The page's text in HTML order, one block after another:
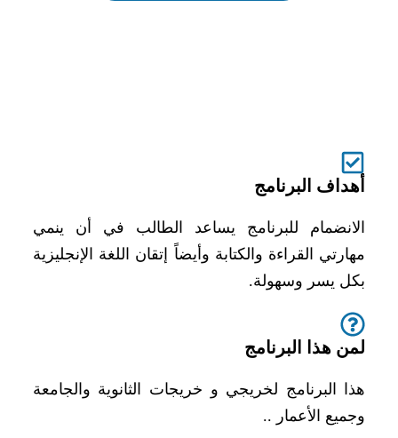
أهداف البرنامج
الانضمام للبرنامج يساعد الطالب في أن ينمي
مهارتي القراءة والكتابة وأيضاً إتقان اللغة الإنجليزية
بكل يسر وسهولة.
لمن هذا البرنامج
هذا البرنامج لخريجي و خريجات الثانوية والجامعة
وجميع الأعمار ..